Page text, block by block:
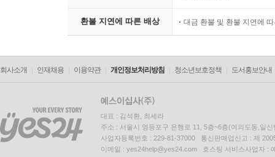
환불 지연에 따른 배상 대금 환불 및 환불 지연에
회사소개 인재채용 이용약관 개인정보처리방침 청소년보호정책 도서홍보안내
대표 : 김석환, 최세라
주소 : 서울시 영등포구 은행로 11, 5층~6층(여의도동,일신
사업자등록번호 : 229-81-37000 통신판매업신고 : 제
이메일 : yes24help@yes24.com 호스팅 서비스사업자 :